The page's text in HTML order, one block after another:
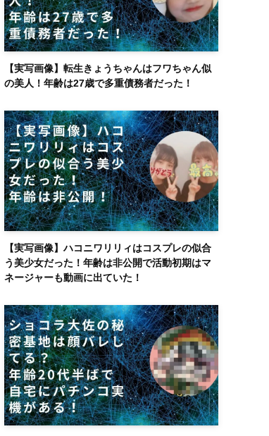
【実写画像】転生きょうちゃんはフワちゃん似
の美人！年齢は27歳で多重債務者だった！
【実写画像】ハコニワリリィはコスプレの似合
う美少女だった！年齢は非公開で活動初期はマ
ネージャーも動画に出ていた！